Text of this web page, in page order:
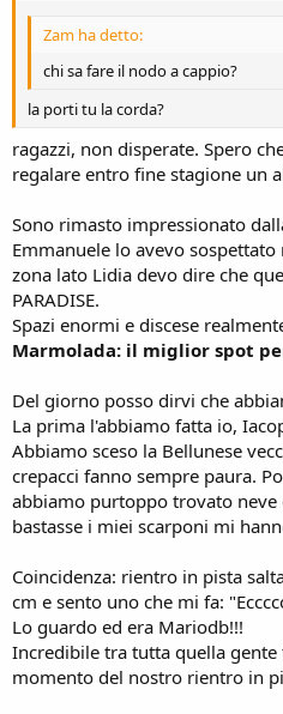
Zam ha detto:
chi sa fare il nodo a cappio?
la porti tu la corda?
ragazzi, non disperate. Spero
regalare entro fine stagione un
Sono rimasto impressionato
Emmanuele lo avevo
zona lato Lidia devo dire che
PARADISE.
Spazi enormi e discese
Marmolada: il miglior spot
Del giorno posso dirvi che
La prima l'abbiamo fatta io,
Abbiamo sceso la Bellunese
crepacci fanno sempre paura.
abbiamo purtoppo trovato neve
bastasse i miei scarponi mi
Coincidenza: rientro in pista
cm e sento uno che mi fa:
Lo guardo ed era Mariodb!!!
Incredibile tra tutta quella
momento del nostro rientro in